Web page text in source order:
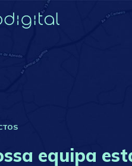
equipa